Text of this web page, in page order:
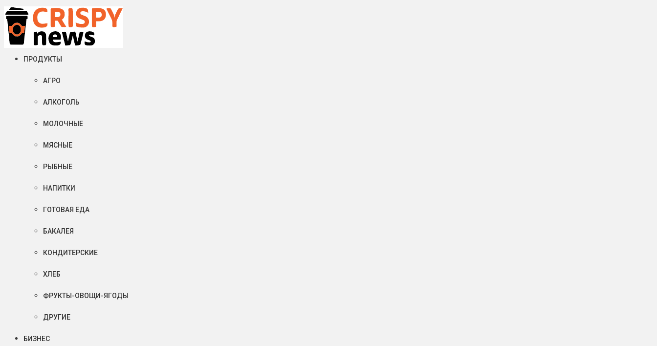
Четверг, 06 августа, 2026
Crispy News/Криспи Ньюс
События и тенденции рынка пищевой промышленности в России и мире
ПРОДУКТЫ
АГРО
АЛКОГОЛЬ
МОЛОЧНЫЕ
МЯСНЫЕ
РЫБНЫЕ
НАПИТКИ
ГОТОВАЯ ЕДА
БАКАЛЕЯ
КОНДИТЕРСКИЕ
ХЛЕБ
ФРУКТЫ-ОВОЩИ-ЯГОДЫ
ДРУГИЕ
БИЗНЕС